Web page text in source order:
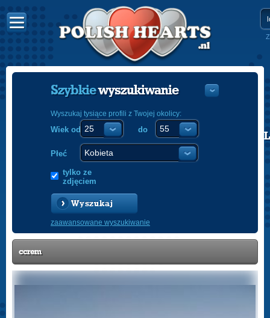
POLISH
Szybkiewyszukiwanie
Wyszukaj tysiące profili z Twojej okolicy:
Wiek od do
Płeć
tylko ze
zdjęciem
Wyszukaj
zaawansowane wyszukiwanie
ccrem